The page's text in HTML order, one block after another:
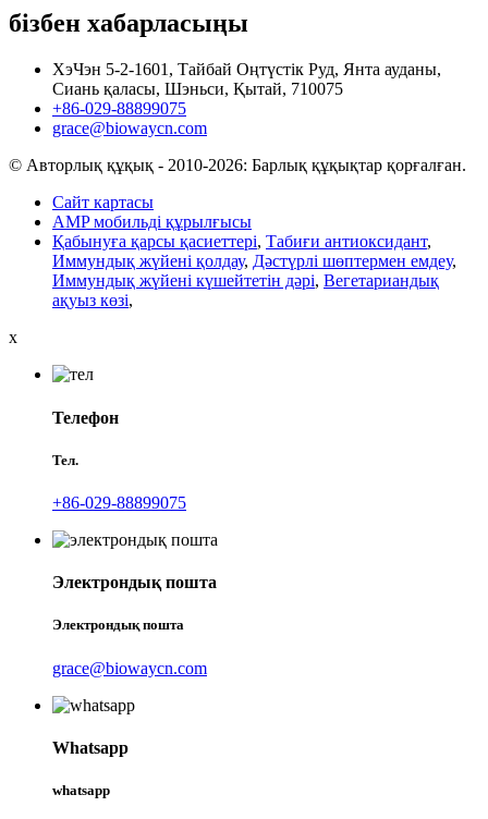
бізбен хабарласыңы
ХэЧэн 5-2-1601, Тайбай Оңтүстік Руд, Янта ауданы,
Сиань қаласы, Шэньси, Қытай, 710075
+86-029-88899075
grace@biowaycn.com
© Авторлық құқық - 2010-2026: Барлық құқықтар қорғалған.
Сайт картасы
AMP мобильді құрылғысы
Қабынуға қарсы қасиеттері, Табиғи антиоксидант,
Иммундық жүйені қолдау, Дәстүрлі шөптермен емдеу,
Иммундық жүйені күшейтетін дәрі, Вегетариандық
ақуыз көзі,
x
Телефон
Тел.
+86-029-88899075
Электрондық пошта
Электрондық пошта
grace@biowaycn.com
Whatsapp
whatsapp